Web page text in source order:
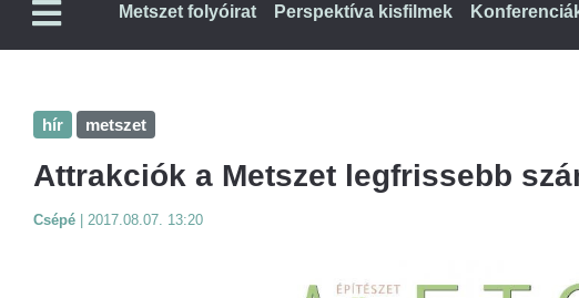
Metszet folyóirat Perspektíva kisfilmek
hír metszet
Attrakciók a Metszet legfrissebb
Csépé 2017.08.07. 13:20